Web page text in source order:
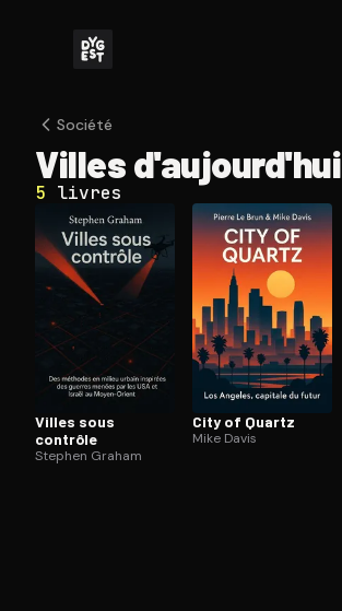
Société
Villes
5 livres
Villes sous
contrôle
Stephen Graham
City of Quartz
Mike Davis